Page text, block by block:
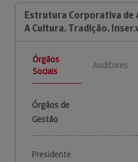
Estrutura Corporativa de
A Cultura, Tradição,
Órgãos
Sociais
Auditores
Órgãos de
Gestão
Presidente